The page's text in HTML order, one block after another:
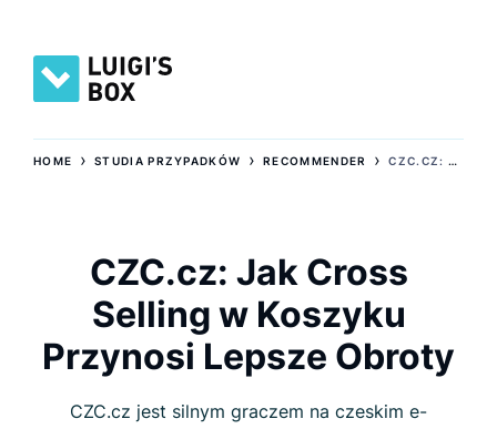
HOME ›STUDIA PRZYPADKÓW ›RECOMMENDER ›CZC.CZ: JAK CROSS SELLING W KOSZYKU PRZYNOSI LEPSZE OBROTY
CZC.cz: Jak Cross
Selling w Koszyku
Przynosi Lepsze Obroty
CZC.cz jest silnym graczem na czeskim e-